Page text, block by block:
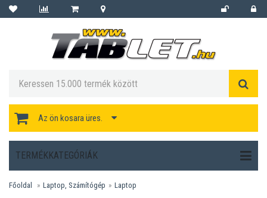
Az ön kosara üres.
TERMÉKKATEGÓRIÁK
Főoldal Laptop, Számítógép Laptop